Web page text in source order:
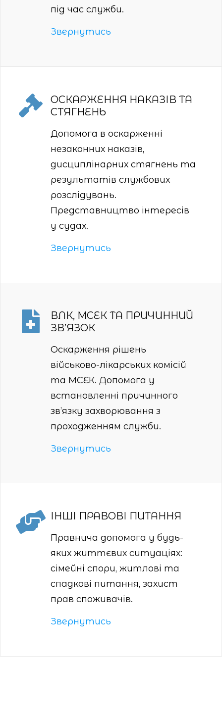
під час служби.
Звернутись
ОСКАРЖЕННЯ НАКАЗІВ ТА
СТЯГНЕНЬ
Допомога в оскарженні
незаконних наказів,
дисциплінарних стягнень та
результатів службових
розслідувань.
Представництво інтересів
у судах.
Звернутись
ВЛК, МСЕК ТА ПРИЧИННИЙ
ЗВ’ЯЗОК
Оскарження рішень
військово-лікарських комісій
та МСЕК. Допомога у
встановленні причинного
зв’язку захворювання з
проходженням служби.
Звернутись
ІНШІ ПРАВОВІ ПИТАННЯ
Правнича допомога у будь-
яких життєвих ситуаціях:
сімейні спори, житлові та
спадкові питання, захист
прав споживачів.
Звернутись